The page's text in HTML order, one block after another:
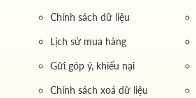
Chính sách dữ liệu
Lịch sử mua hàng
Gửi góp ý, khiếu nại
Chính sách xoá dữ liệu